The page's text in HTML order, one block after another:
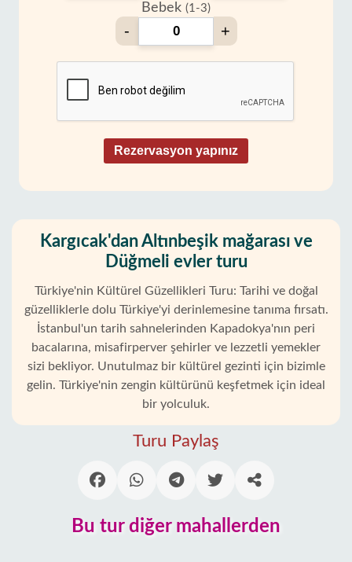
Sayfa
Bebek (1-3)
- +
Rezervasyon yapınız
Kargıcak'dan Altınbeşik mağarası ve
Düğmeli evler turu
Türkiye'nin Kültürel Güzellikleri Turu: Tarihi ve doğal
güzelliklerle dolu Türkiye'yi derinlemesine tanıma fırsatı.
İstanbul'un tarih sahnelerinden Kapadokya'nın peri
bacalarına, misafirperver şehirler ve lezzetli yemekler
sizi bekliyor. Unutulmaz bir kültürel gezinti için bizimle
gelin. Türkiye'nin zengin kültürünü keşfetmek için ideal
bir yolculuk.
Turu Paylaş
Bu tur diğer mahallerden